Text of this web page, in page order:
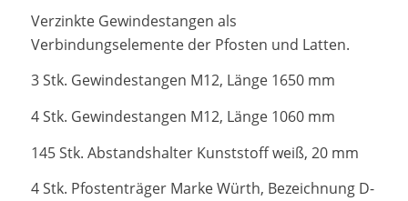
Verzinkte Gewindestangen als
Verbindungselemente der Pfosten und Latten.
3 Stk. Gewindestangen M12, Länge 1650 mm
4 Stk. Gewindestangen M12, Länge 1060 mm
145 Stk. Abstandshalter Kunststoff weiß, 20 mm
4 Stk. Pfostenträger Marke Würth, Bezeichnung D-